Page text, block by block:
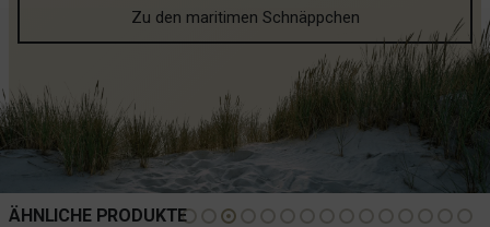
Zu den maritimen Schnäppchen
ÄHNLICHE PRODUKTE